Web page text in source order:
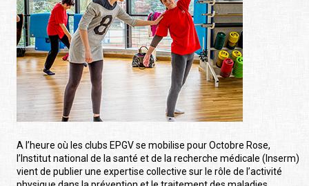
A l’heure où les clubs EPGV se mobilise pour Octobre Rose,
l’Institut national de la santé et de la recherche médicale (Inserm)
vient de publier une expertise collective sur le rôle de l’activité